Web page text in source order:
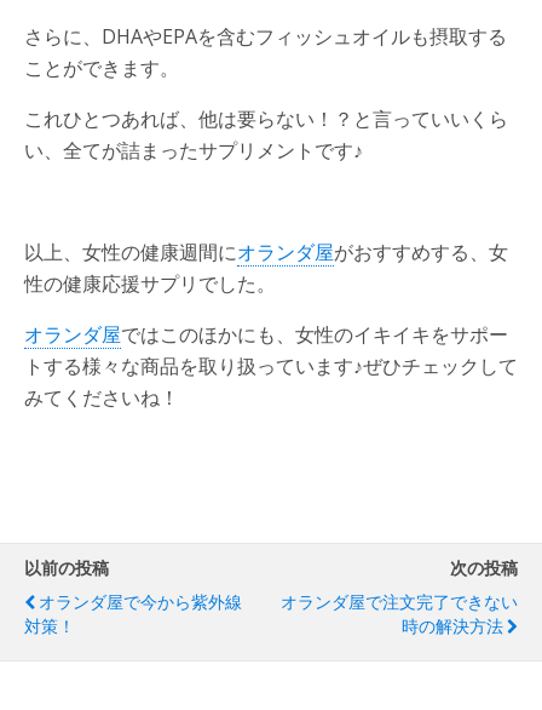
さらに、DHAやEPAを含むフィッシュオイルも摂取する
ことができます。
これひとつあれば、他は要らない！？と言っていいくら
い、全てが詰まったサプリメントです♪
以上、女性の健康週間にオランダ屋がおすすめする、女
性の健康応援サプリでした。
オランダ屋ではこのほかにも、女性のイキイキをサポー
トする様々な商品を取り扱っています♪ぜひチェックして
みてくださいね！
以前の投稿
オランダ屋で今から紫外線
対策！
次の投稿
オランダ屋で注文完了できない
時の解決方法